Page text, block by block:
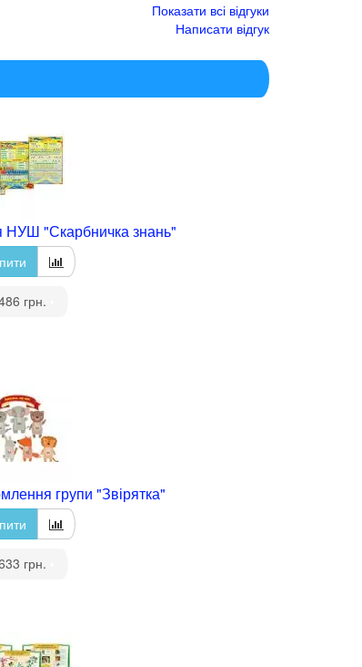
Показати всі відгуки
Написати відгук
НУШ "Скарбничка знань"
грн.
групи "Звірятка"
грн.